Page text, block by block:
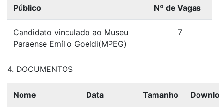
Público Nº de Vagas
Candidato vinculado ao Museu
Paraense Emílio Goeldi(MPEG)
7
4. DOCUMENTOS
Nome Data Tamanho